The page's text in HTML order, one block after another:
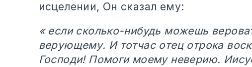
исцелении, Он сказал ему:
« если сколько-нибудь можешь
верующему. И тотчас отец отрока
Господи! Помоги моему неверию.